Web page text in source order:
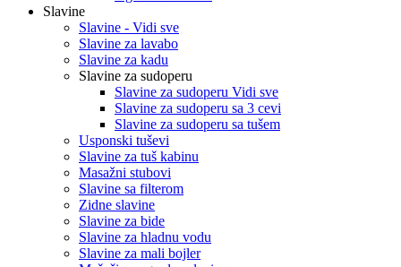
Slavine
Slavine - Vidi sve
Slavine za lavabo
Slavine za kadu
Slavine za sudoperu
Slavine za sudoperu Vidi sve
Slavine za sudoperu sa 3 cevi
Slavine za sudoperu sa tušem
Usponski tuševi
Slavine za tuš kabinu
Masažni stubovi
Slavine sa filterom
Zidne slavine
Slavine za bide
Slavine za hladnu vodu
Slavine za mali bojler